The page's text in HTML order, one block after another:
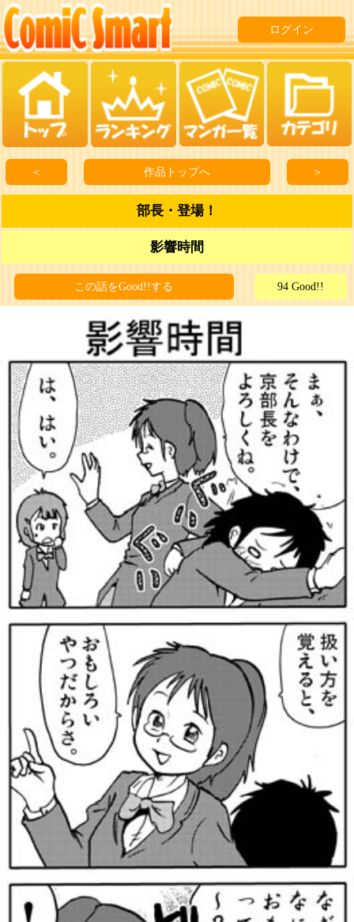
ログイン
＜ 作品トップへ ＞
部長・登場！
影響時間
この話をGood!!する 94 Good!!